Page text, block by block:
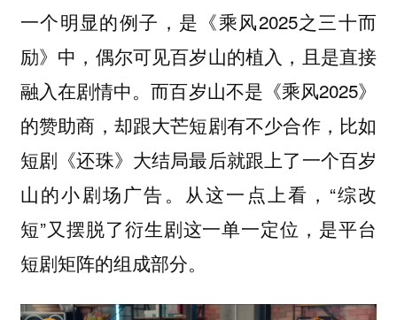
一个明显的例子，是《乘风2025之三十而
励》中，偶尔可见百岁山的植入，且是直接
融入在剧情中。而百岁山不是《乘风2025》
的赞助商，却跟大芒短剧有不少合作，比如
短剧《还珠》大结局最后就跟上了一个百岁
山的小剧场广告。从这一点上看，“综改
短”又摆脱了衍生剧这一单一定位，是平台
短剧矩阵的组成部分。